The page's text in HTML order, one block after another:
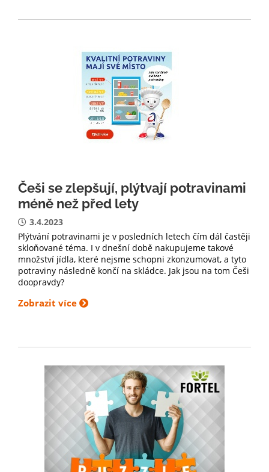
Češi se zlepšují, plýtvají potravinami
méně než před lety
3.4.2023
Plýtvání potravinami je v posledních letech čím dál častěji
skloňované téma. I v dnešní době nakupujeme takové
množství jídla, které nejsme schopni zkonzumovat, a tyto
potraviny následně končí na skládce. Jak jsou na tom Češi
doopravdy?
Zobrazit více